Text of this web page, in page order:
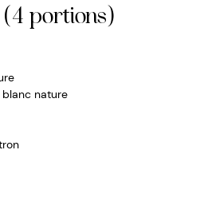
portions)
nature